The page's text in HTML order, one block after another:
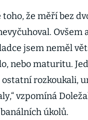
toho, že měří bez
Ovšem
jsem neměl
nebo maturitu.
ostatní rozkoukali,
vzpomíná
úkolů.